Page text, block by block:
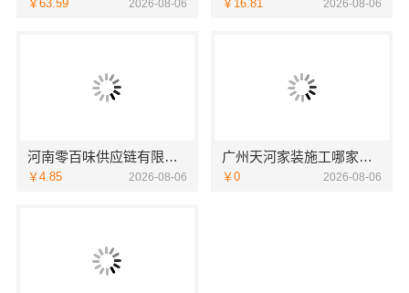
￥63.59 2026-08-06 ￥16.81 2026-08-06
河南零百味供应链有限公司全程护航零食硬折扣加盟
￥4.85 2026-08-06
广州天河家装施工哪家专业？精匠饰家新房环保装修首选
￥0 2026-08-06